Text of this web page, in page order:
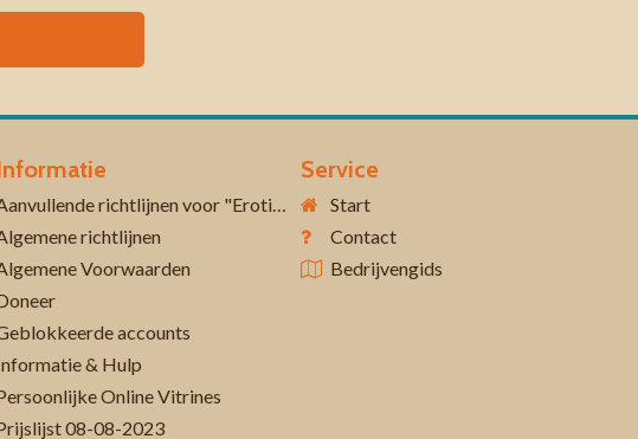
richtlijnen
Voorwaarden
accounts
& Hulp
Online Vitrines
08-08-2023
Service
Start
Contact
Bedrijvengids